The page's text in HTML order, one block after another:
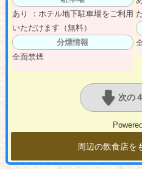
あり ：ホテル地下駐車場をご利用
いただけます（無料）
分煙情報
全面禁煙
次の
周辺の飲食店